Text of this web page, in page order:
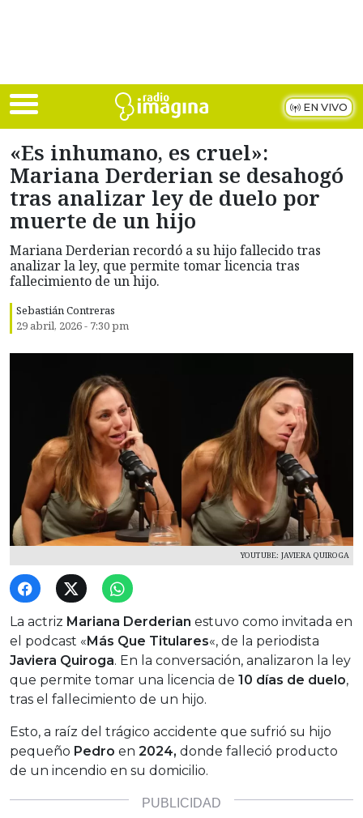
EN VIVO
«Es inhumano, es cruel»:
Mariana Derderian se desahogó
tras analizar ley de duelo por
muerte de un hijo
Mariana Derderian recordó a su hijo fallecido tras
analizar la ley, que permite tomar licencia tras
fallecimiento de un hijo.
Sebastián Contreras
29 abril, 2026 - 7:30 pm
YOUTUBE: JAVIERA QUIROGA
La actriz Mariana Derderian estuvo como invitada en
el podcast « Más Que Titulares«, de la periodista
Javiera Quiroga. En la conversación, analizaron la ley
que permite tomar una licencia de 10 días de duelo,
tras el fallecimiento de un hijo.
Esto, a raíz del trágico accidente que sufrió su hijo
pequeño Pedro en 2024, donde falleció producto
de un incendio en su domicilio.